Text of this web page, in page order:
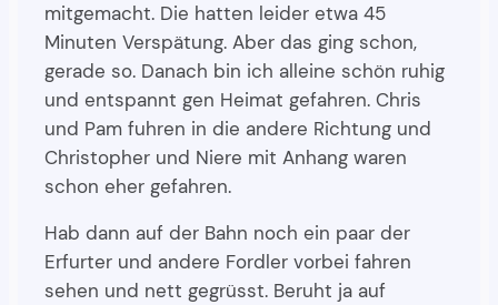
mitgemacht. Die hatten leider etwa 45
Minuten Verspätung. Aber das ging schon,
gerade so. Danach bin ich alleine schön ruhig
und entspannt gen Heimat gefahren. Chris
und Pam fuhren in die andere Richtung und
Christopher und Niere mit Anhang waren
schon eher gefahren.
Hab dann auf der Bahn noch ein paar der
Erfurter und andere Fordler vorbei fahren
sehen und nett gegrüsst. Beruht ja auf